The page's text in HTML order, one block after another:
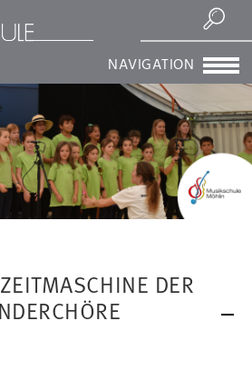
Suchen
NAVIGATION
DER